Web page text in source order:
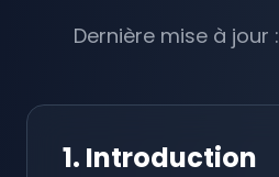
Dernière mise à jour
1. Introduction